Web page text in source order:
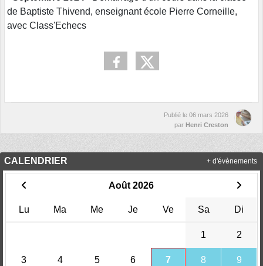
de Baptiste Thivend, enseignant école Pierre Corneille,
avec Class'Echecs
Publié le 06 mars 2026
par Henri Creston
CALENDRIER
Août 2026
Lu Ma Me Je Ve Sa Di
1 2
3 4 5 6 7 8 9
+ d'évènements